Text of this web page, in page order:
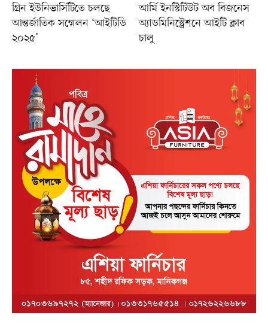
গ্রিন ইউনিভার্সিটিতে চলছে
আন্তর্জাতিক সম্মেলন ‘আইটিডি
২০২৫’
আর্মি ইনস্টিটিউট অব বিজনেস
অ্যাডমিনিস্ট্রেশনে আইটি ক্লাব
চালু